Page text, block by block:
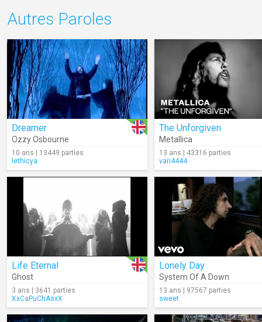
Autres Paroles
Dreamer
Ozzy Osbourne
10 ans | 13449 parties
lethicya
The Unforgiven
Metallica
13 ans | 43316 parties
vari4444
Life Eternal
Ghost
3 ans | 3641 parties
XxCaPuChAsxX
Lonely Day
System Of A Down
13 ans | 97567 parties
sweet